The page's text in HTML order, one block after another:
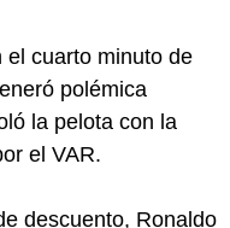
el cuarto minuto de
polémica
la pelota con la
el VAR.
descuento, Ronaldo